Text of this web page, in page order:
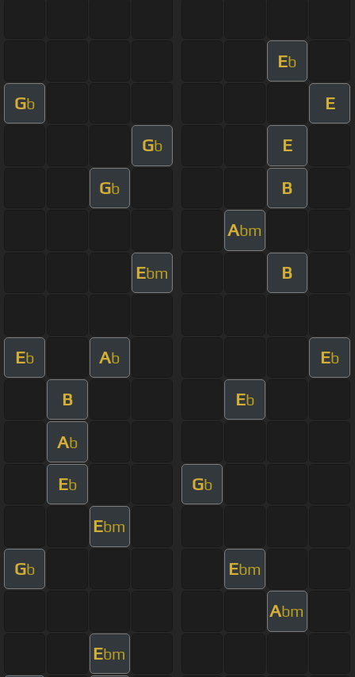
Eb
Gb E
Gb E
Gb B
Abm
Ebm B
Eb Ab Eb
B Eb
Ab
Eb Gb
Ebm
Gb Ebm
Abm
Ebm